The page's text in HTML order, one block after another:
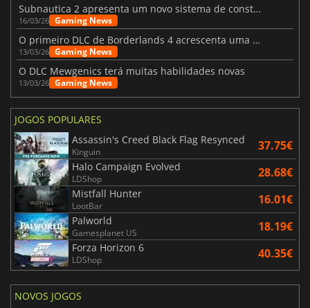
Subnautica 2 apresenta um novo sistema de construção de bases
16/03/26 Gaming News
O primeiro DLC de Borderlands 4 acrescenta uma nova personagem e muito mais
13/03/26 Gaming News
O DLC Mewgenics terá muitas habilidades novas
13/03/26 Gaming News
JOGOS POPULARES
Assassin's Creed Black Flag Resynced
Kinguin 37.75€
Halo Campaign Evolved
LDShop 28.68€
Mistfall Hunter
LootBar 16.01€
Palworld
Gamesplanet US 18.19€
Forza Horizon 6
LDShop 40.35€
NOVOS JOGOS